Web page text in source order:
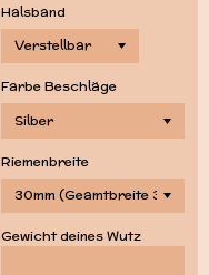
Halsband
Farbe Beschläge
Riemenbreite
Gewicht deines Wutz